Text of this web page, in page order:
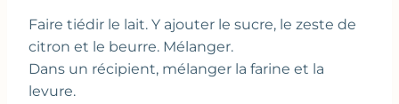
Faire tiédir le lait. Y ajouter le sucre, le zeste de
citron et le beurre. Mélanger.
Dans un récipient, mélanger la farine et la
levure.